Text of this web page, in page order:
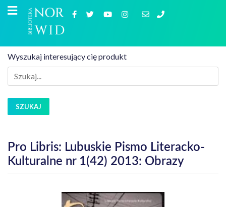
Wyszukaj interesujący cię produkt
SZUKAJ
Pro Libris: Lubuskie Pismo Literacko-
Kulturalne nr 1(42) 2013: Obrazy